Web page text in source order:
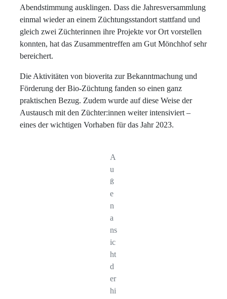
Abendstimmung ausklingen. Dass die Jahresversammlung
einmal wieder an einem Züchtungsstandort stattfand und
gleich zwei Züchterinnen ihre Projekte vor Ort vorstellen
konnten, hat das Zusammentreffen am Gut Mönchhof sehr
bereichert.
Die Aktivitäten von bioverita zur Bekanntmachung und
Förderung der Bio-Züchtung fanden so einen ganz
praktischen Bezug. Zudem wurde auf diese Weise der
Austausch mit den Züchter:innen weiter intensiviert –
eines der wichtigen Vorhaben für das Jahr 2023.
A
u
ß
e
n
a
ns
ic
ht
d
er
hi